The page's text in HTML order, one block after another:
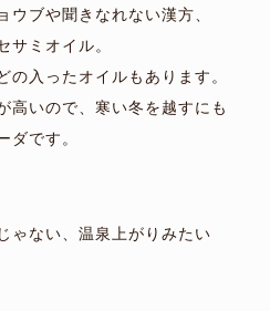
ウブや聞きなれない漢方、
サミオイル。
の入ったオイルもあります。
高いので、寒い冬を越すにも
ダです。
ゃない、温泉上がりみたい